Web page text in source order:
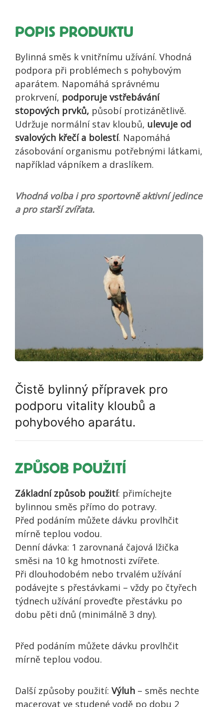
POPIS PRODUKTU
Bylinná směs k vnitřnímu užívání. Vhodná
podpora při problémech s pohybovým
aparátem. Napomáhá správnému
prokrvení, podporuje vstřebávání
stopových prvků, působí protizánětlivě.
Udržuje normální stav kloubů, ulevuje od
svalových křečí a bolestí. Napomáhá
zásobování organismu potřebnými látkami,
například vápníkem a draslíkem.
Vhodná volba i pro sportovně aktivní jedince
a pro starší zvířata.
Čistě bylinný přípravek pro
podporu vitality kloubů a
pohybového aparátu.
ZPŮSOB POUŽITÍ
Základní způsob použití: přimíchejte
bylinnou směs přímo do potravy.
Před podáním můžete dávku provlhčit
mírně teplou vodou.
Denní dávka: 1 zarovnaná čajová lžička
směsi na 10 kg hmotnosti zvířete.
Při dlouhodobém nebo trvalém užívání
podávejte s přestávkami – vždy po čtyřech
týdnech užívání proveďte přestávku po
dobu pěti dnů (minimálně 3 dny).
Před podáním můžete dávku provlhčit
mírně teplou vodou.
Další způsoby použití: Výluh – směs nechte
macerovat ve studené vodě po dobu 2